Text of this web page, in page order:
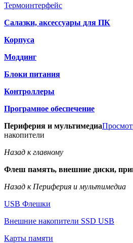
Термоинтерфейс
Салазки, аксессуары для ПК
Корпуса
Моддинг
Блоки питания
Контроллеры
Програмное обеспечение
Периферия и мультимедиа
накопители
Назад к главному
Флеш память, внешние диски,
Назад к Периферия и мультимедиа
USB Флешки
Внешние накопители SSD USB
Карты памяти